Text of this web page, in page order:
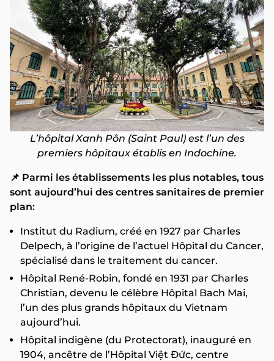
L’hôpital Xanh Pôn (Saint Paul) est l’un des
premiers hôpitaux établis en Indochine.
📌 Parmi les établissements les plus notables, tous
sont aujourd’hui des centres sanitaires de premier
plan:
Institut du Radium, créé en 1927 par Charles
Delpech, à l’origine de l’actuel Hôpital du Cancer,
spécialisé dans le traitement du cancer.
Hôpital René-Robin, fondé en 1931 par Charles
Christian, devenu le célèbre Hôpital Bach Mai,
l’un des plus grands hôpitaux du Vietnam
aujourd’hui.
Hôpital indigène (du Protectorat), inauguré en
1904, ancêtre de l’Hôpital Việt Đức, centre